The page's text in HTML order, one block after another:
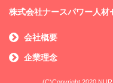
株式会社ナースパワー人材
会社概要
企業理念
(C)Copyright 2020